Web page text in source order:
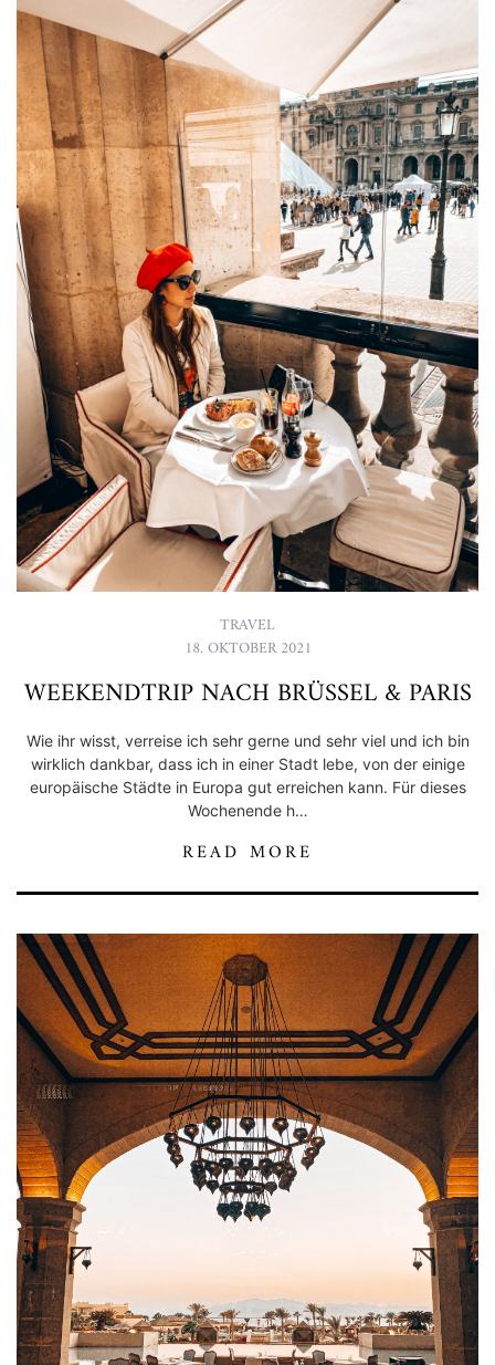
TRAVEL
18. OKTOBER 2021
WEEKENDTRIP NACH BRÜSSEL & PARIS
Wie ihr wisst, verreise ich sehr gerne und sehr viel und ich bin
wirklich dankbar, dass ich in einer Stadt lebe, von der einige
europäische Städte in Europa gut erreichen kann. Für dieses
Wochenende h…
READ MORE